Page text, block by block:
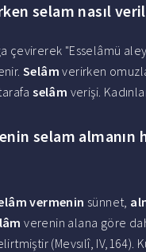
selam nasıl
çevirerek "Esselâmü
Selâm verirken
selâm verişi.
selam almanın
vermenin sünnet,
verenin alana göre
(Mevsılî, IV,164).